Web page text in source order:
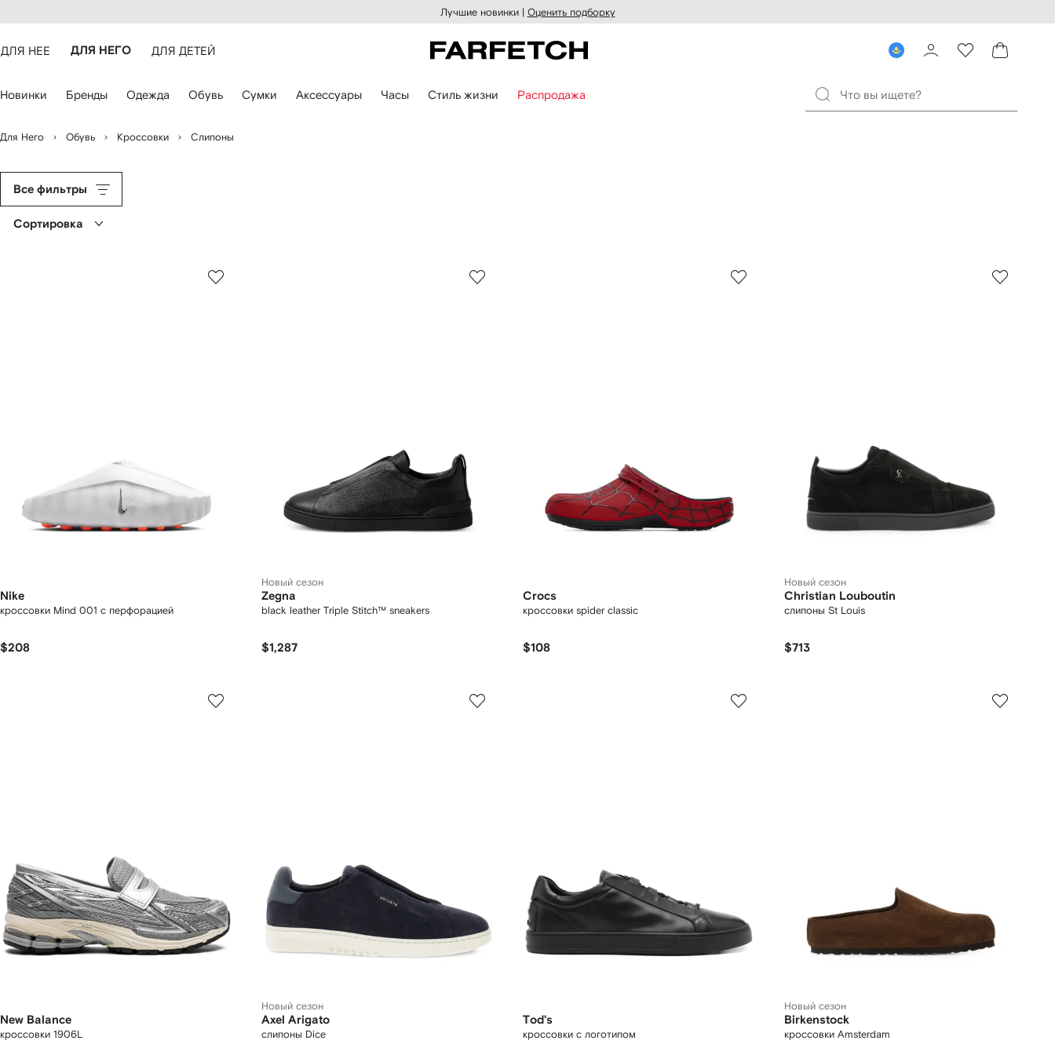
Лучшие новинки | Оценить подборку
ДЛЯ НЕЕ ДЛЯ НЕГО ДЛЯ ДЕТЕЙ
Новинки Бренды Одежда Обувь Сумки Аксессуары Часы Стиль жизни Распродажа
Для Него Обувь Кроссовки Слипоны
Все фильтры
Сортировка
Nike
кроссовки Mind 001 с перфорацией
$208
Новый сезон
Zegna
black leather Triple Stitch™ sneakers
$1,287
Crocs
кроссовки spider classic
$108
Новый сезон
Christian Louboutin
слипоны St Louis
$713
New Balance
кроссовки 1906L
Новый сезон
Axel Arigato
слипоны Dice
Tod's
кроссовки с логотипом
Новый сезон
Birkenstock
кроссовки Amsterdam